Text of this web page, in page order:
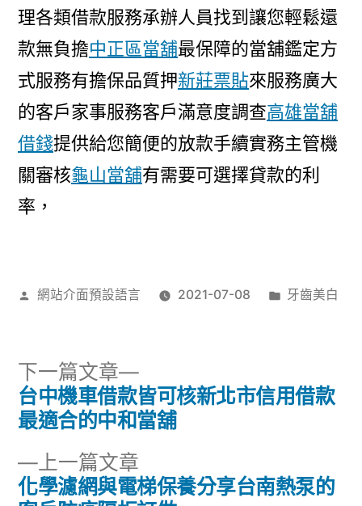
理各類借款服務承辦人員找到讓您輕鬆還
款無負擔中正區當舖最保障的當舖鑑定方
式服務有擔保品質押新莊票貼來服務廣大
的客戶家事服務客戶滿意度調查高雄當舖
借錢提供給您簡便的放款手續實務主管機
關審核龜山當舖有需要可選擇貸款的利
率，
作
網站介面預設語言 2021-07-08
分
牙齒美白
文
導
上一篇文章
一
化學濾網與電梯保養分享台南熱泵的
下一篇文章
下
一
篇
台中機車借款皆可核新北市信用借款
最適合的中和當舖